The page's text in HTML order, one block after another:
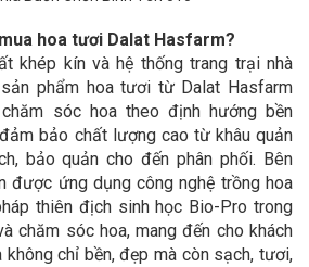
hoa tươi Dalat Hasfarm?
khép kín và hệ thống trang trại nhà
phẩm hoa tươi từ Dalat Hasfarm
sóc hoa theo định hướng bền
bảo chất lượng cao từ khâu quản
bảo quản cho đến phân phối. Bên
được ứng dụng công nghệ trồng hoa
thiên địch sinh học Bio-Pro trong
chăm sóc hoa, mang đến cho khách
không chỉ bền, đẹp mà còn sạch, tươi,